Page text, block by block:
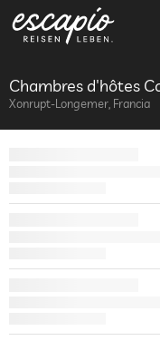
Chambres d'hôtes
Xonrupt-Longemer, Francia